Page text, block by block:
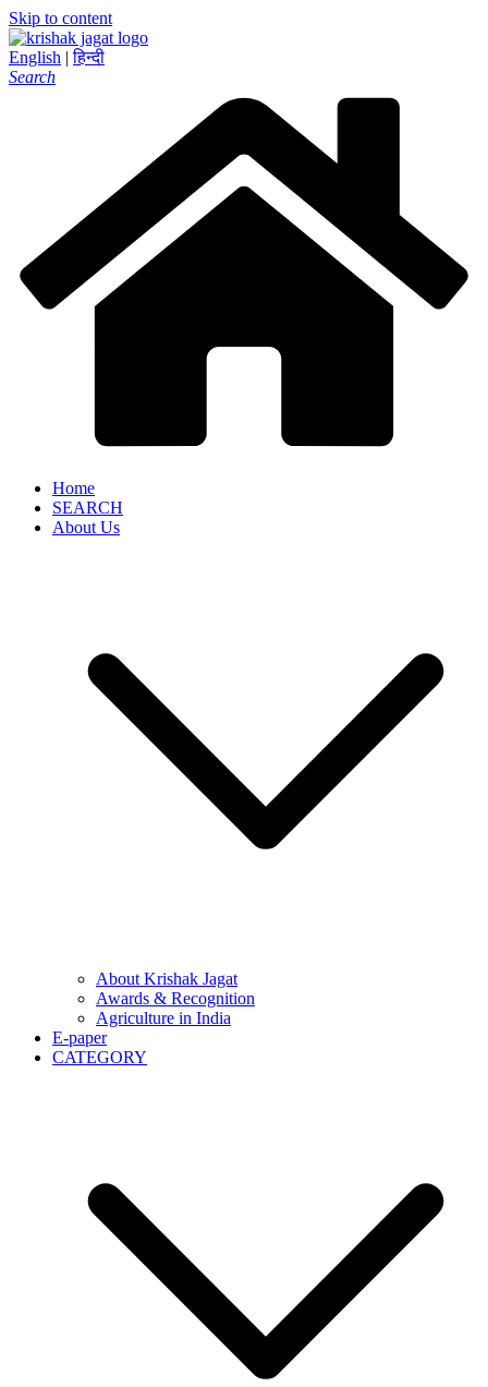
Skip to content
English | हिन्दी
Search
Home
SEARCH
About Us
About Krishak Jagat
Awards & Recognition
Agriculture in India
E-paper
CATEGORY